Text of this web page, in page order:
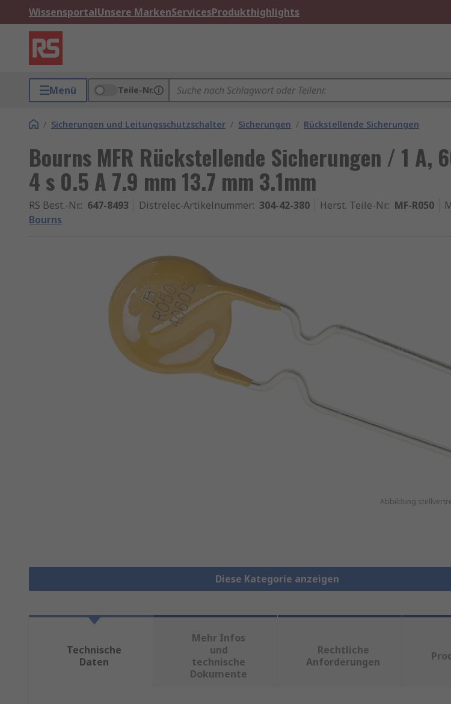
WissensportalUnsere MarkenServicesProdukthighlights
Menü Teile-Nr.
/ Sicherungen und Leitungsschutzschalter / Sicherungen / Rückstellende Sicherungen
Bourns MFR Rückstellende Sicherungen / 1 A,
4 s 0.5 A 7.9 mm 13.7 mm 3.1mm
RS Best.-Nr.: 647-8493 Distrelec-Artikelnummer: 304-42-380 Herst. Teile-Nr.: MF-R050
Bourns
Abbildung
Diese Kategorie anzeigen
Technische
Daten
Mehr Infos
und
technische
Dokumente
Rechtliche
Anforderungen